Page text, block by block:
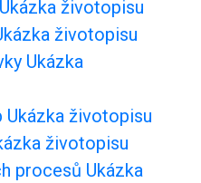
životopisu
životopisu
Ukázka
životopisu
životopisu
procesů Ukázka